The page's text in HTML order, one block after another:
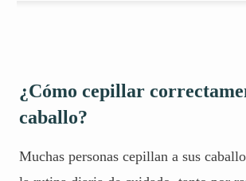
¿Cómo cepillar
caballo?
Muchas personas cepillan a sus